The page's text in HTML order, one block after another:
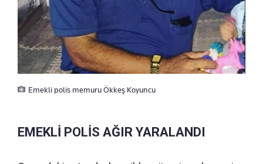
Emekli polis memuru Ökkeş Koyuncu
EMEKLİ POLİS AĞIR YARALANDI